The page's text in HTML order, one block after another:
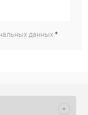
данных.*